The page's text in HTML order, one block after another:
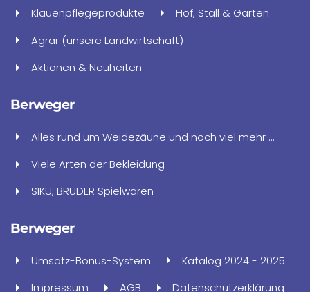
Klauenpflegeprodukte
Hof, Stall & Garten
Agrar (unsere Landwirtschaft)
Aktionen & Neuheiten
Berweger
Alles rund um Weidezäune und noch viel mehr ...
Viele Arten der Bekleidung
SIKU, BRUDER Spielwaren
Berweger
Umsatz-Bonus-System
Katalog 2024 - 2025
Impressum
AGB Datenschutzerklärung